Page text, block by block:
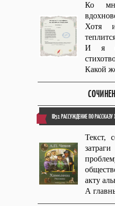
Ко
Хотя
И я
Какой
ID51 РАССУЖДЕНИЕ ПО
Текст,
акту
А